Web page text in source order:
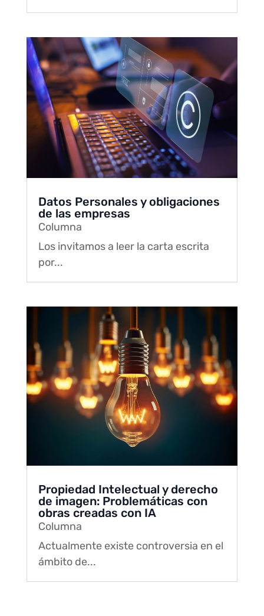
Datos Personales y obligaciones
de las empresas
Columna
Los invitamos a leer la carta escrita
por...
Propiedad Intelectual y derecho
de imagen: Problemáticas con
obras creadas con IA
Columna
Actualmente existe controversia en el
ámbito de...